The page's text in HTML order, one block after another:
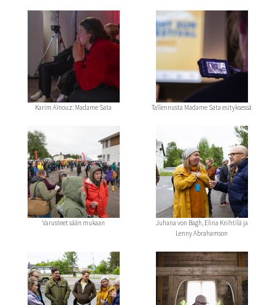
Karim Aïnouz: Madame Sata Tallennusta Madame Sata esityksessä
Varusteet sään mukaan
Juhana von Bagh, Elina Knihtilä ja
Lenny Abrahamson